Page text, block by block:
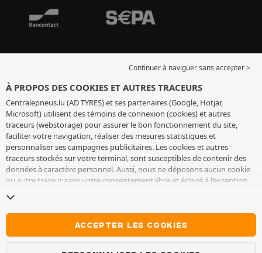
Continuer à naviguer sans accepter >
À PROPOS DES COOKIES ET AUTRES TRACEURS
Centralepneus.lu (AD TYRES) et ses partenaires (Google, Hotjar,
Microsoft) utilisent des témoins de connexion (cookies) et autres
traceurs (webstorage) pour assurer le bon fonctionnement du site,
faciliter votre navigation, réaliser des mesures statistiques et
personnaliser ses campagnes publicitaires. Les cookies et autres
traceurs stockés sur votre terminal, sont susceptibles de contenir des
données à caractère personnel. Aussi, nous ne déposons aucun cookie
ou autre traceur sans votre consentement libre et éclairé à l’exception
conservons votre choix pendant 6 mois. Vous pouvez retirer votre
consentement à tout moment en vous rendant sur lapage cookies et
. Vous pouvez choisir de continuer à naviguer sans
accepter le dépôt de cookies ou autres traceurs. Le refus ne fait pas
obstacle à l’accès aux services AD TYRES. Pour plus d’informations, nous
ACCEPTER LES COOKIES